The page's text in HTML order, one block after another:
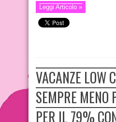
Leggi Articolo »
VACANZE LOW
SEMPRE MENO
PER IL 79%